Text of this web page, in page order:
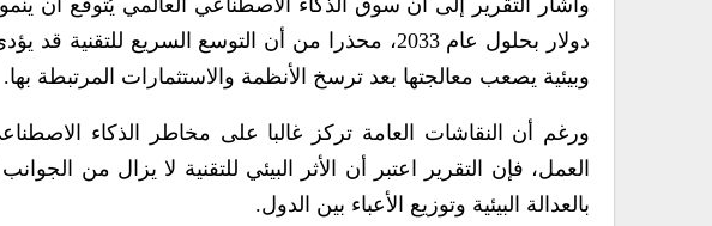
دولار بحلول عام 2033، محذرا من أن التوسع السريع
وبيئية يصعب معالجتها بعد ترسخ الأنظمة والاستثمارات المرتبطة بها.
ورغم أن النقاشات العامة تركز غالبا على مخاطر الذكاء
العمل، فإن التقرير اعتبر أن الأثر البيئي للتقنية لا يزال من
بالعدالة البيئية وتوزيع الأعباء بين الدول.